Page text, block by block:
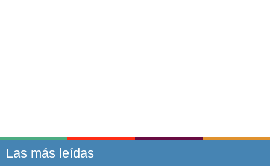
Las más leídas